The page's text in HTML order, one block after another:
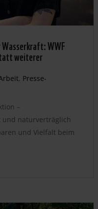
WWF
weiterer
, Presse-
–
und naturverträglich
und Vielfalt beim